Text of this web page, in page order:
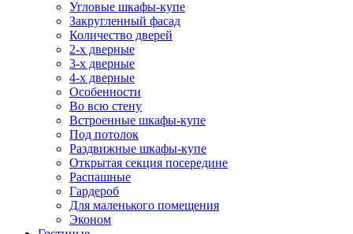
Угловые шкафы-купе
Закругленный фасад
Количество дверей
2-х дверные
3-х дверные
4-х дверные
Особенности
Во всю стену
Встроенные шкафы-купе
Под потолок
Раздвижные шкафы-купе
Открытая секция посередине
Распашные
Гардероб
Для маленького помещения
Эконом